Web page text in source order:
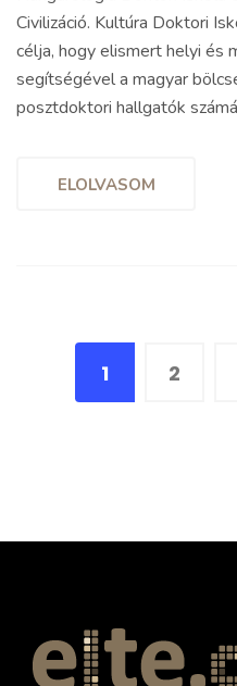
Civilizáció. Kultúra Doktori
célja, hogy elismert helyi és
segítségével a magyar
posztdoktori hallgatók
ELOLVASOM
1 2